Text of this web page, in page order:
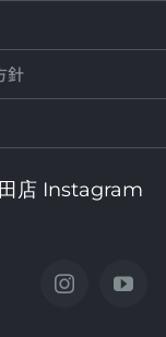
針
店 Instagram